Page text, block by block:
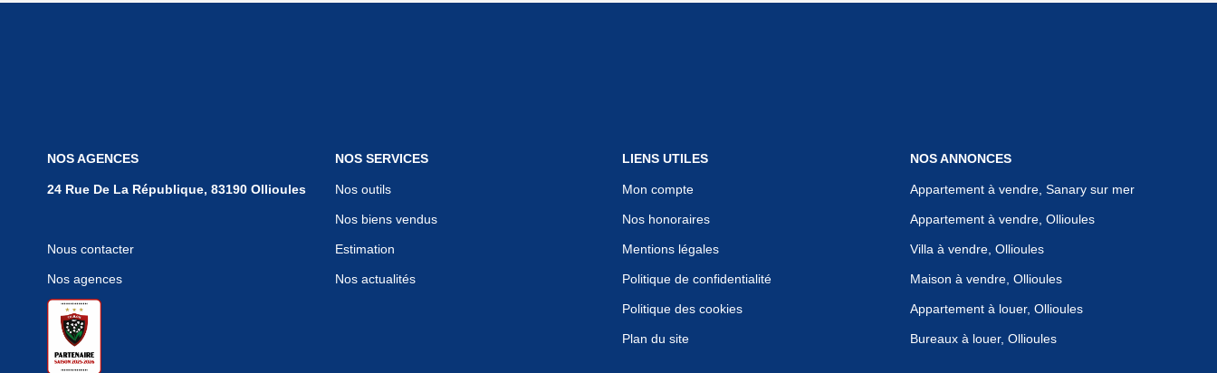
NOS AGENCES
24 Rue De La République, 83190 Ollioules
Nous contacter
Nos agences
NOS SERVICES
Nos outils
Nos biens vendus
Estimation
Nos actualités
LIENS UTILES
Mon compte
Nos honoraires
Mentions légales
Politique de confidentialité
Politique des cookies
Plan du site
NOS ANNONCES
Appartement à vendre, Sanary sur mer
Appartement à vendre, Ollioules
Villa à vendre, Ollioules
Maison à vendre, Ollioules
Appartement à louer, Ollioules
Bureaux à louer, Ollioules